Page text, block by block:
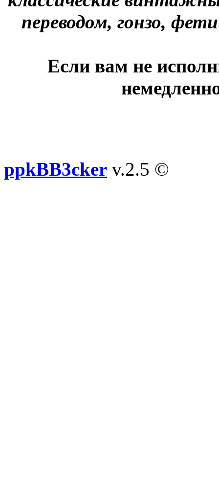
переводом, гонзо,
Если вам не
ppkBB3cker v.2.5 ©